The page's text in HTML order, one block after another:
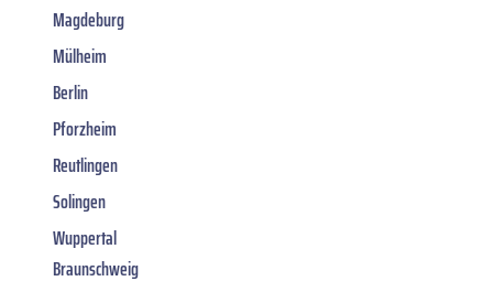
Magdeburg
Mülheim
Berlin
Pforzheim
Reutlingen
Solingen
Wuppertal
Braunschweig